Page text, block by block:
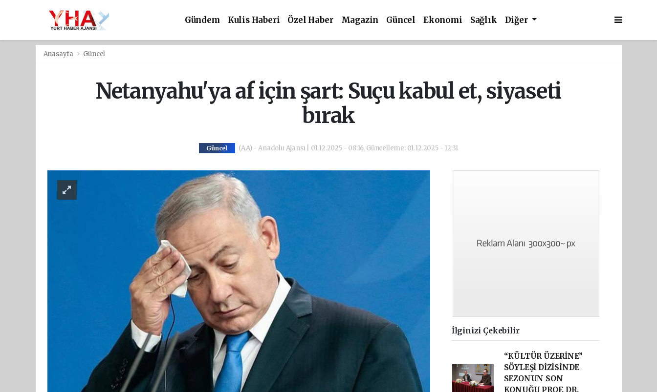
Gündem Kulis Haberi Özel Haber Magazin Güncel Ekonomi Sağlık Diğer
Anasayfa Güncel
Netanyahu'ya af için şart: Suçu kabul et, siyaseti
bırak
Güncel (AA) - Anadolu Ajansı | 01.12.2025 - 08:16, Güncelleme: 01.12.2025 - 12:31
İlginizi Çekebilir
“KÜLTÜR ÜZERİNE”
SÖYLEŞİ DİZİSİNDE
SEZONUN SON
KONUĞU PROF. DR.